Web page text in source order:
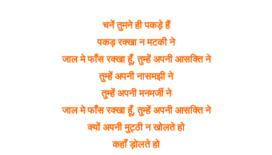
चनें तुमने ही पकड़े हैं
पकड़ रक्खा न मटकी ने
जाल मे फाँस रक्खा हूँ, तुम्हें अपनी आसक्ति ने
तुम्हें अपनी नासमझी ने
तुम्हें अपनी मनमर्जी ने
जाल मे फाँस रक्खा हूँ, तुम्हें अपनी आसक्ति ने
क्यों अपनी मुट्ठी न खोलते हो
कहाँ ड़ोलते हो